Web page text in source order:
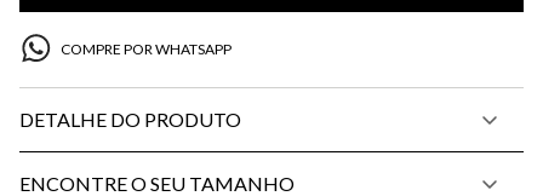
COMPRE POR WHATSAPP
DETALHE DO PRODUTO
ENCONTRE O SEU TAMANHO